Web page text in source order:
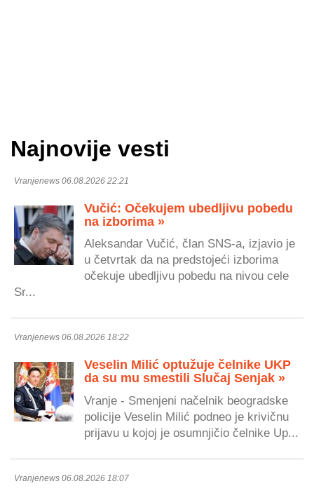
Najnovije vesti
Vranjenews 06.08.2026 22:21
Vučić: Očekujem ubedljivu pobedu
na izborima »
Aleksandar Vučić, član SNS-a, izjavio je
u četvrtak da na predstojeći izborima
očekuje ubedljivu pobedu na nivou cele
Sr...
Vranjenews 06.08.2026 18:22
Veselin Milić optužuje čelnike UKP
da su mu smestili Slučaj Senjak »
Vranje - Smenjeni načelnik beogradske
policije Veselin Milić podneo je krivičnu
prijavu u kojoj je osumnjičio čelnike Up...
Vranjenews 06.08.2026 18:07